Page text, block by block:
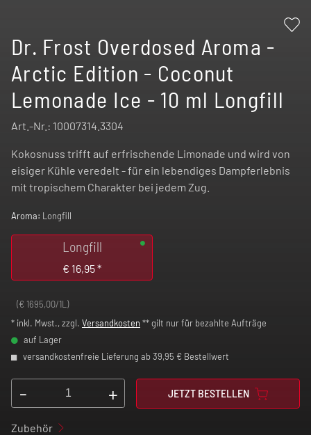
Dr. Frost Overdosed Aroma -
Arctic Edition - Coconut
Lemonade Ice - 10 ml Longfill
Art.-Nr.: 10007314.3304
Kokosnuss trifft auf erfrischende Limonade und wird von
eisiger Kühle veredelt - für ein lebendiges Dampferlebnis
mit tropischem Charakter bei jedem Zug.
Aroma: Longfill
Longfill
€ 16,95*
(€ 1695,00/1L)
* inkl. Mwst., zzgl. Versandkosten ** gilt nur für bezahlte Aufträge
auf Lager
versandkostenfreie Lieferung ab 39,95 € Bestellwert
- + JETZT BESTELLEN
Zubehör